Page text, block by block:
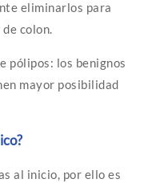
eliminarlos para
colon.
pólipos: los benignos
mayor posibilidad
al inicio, por ello es